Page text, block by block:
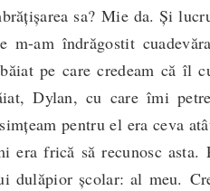
sa? Mie da. Și
m-am îndrăgostit
pe care credeam că îl
Dylan, cu care îmi
pentru el era ceva
frică să recunosc asta.
dulăpior școlar: al meu.